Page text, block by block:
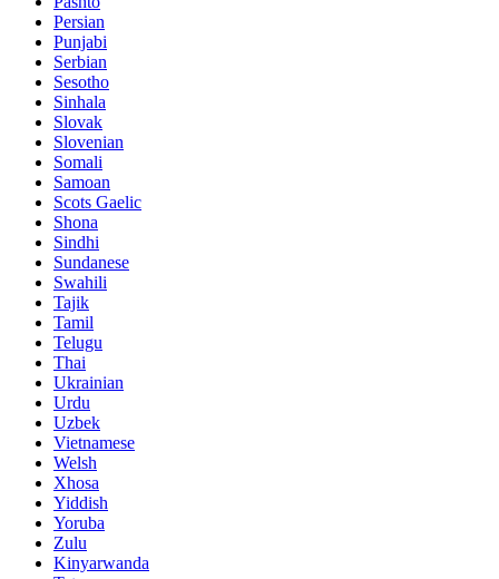
Persian
Punjabi
Serbian
Sesotho
Sinhala
Slovak
Slovenian
Somali
Samoan
Scots Gaelic
Shona
Sindhi
Sundanese
Swahili
Tajik
Tamil
Telugu
Thai
Ukrainian
Urdu
Uzbek
Vietnamese
Welsh
Xhosa
Yiddish
Yoruba
Zulu
Kinyarwanda